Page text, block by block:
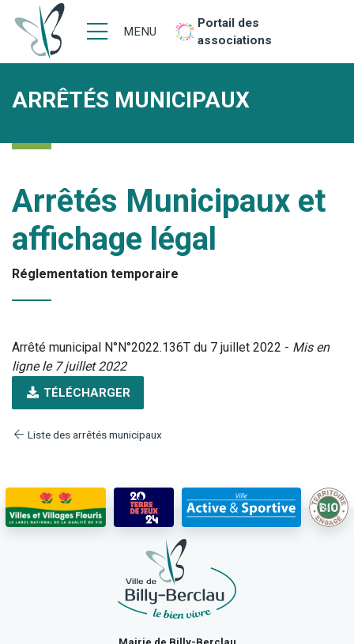
MENU
Portail des
associations
ARRÊTÉS MUNICIPAUX
Arrêtés Municipaux et
affichage légal
Réglementation temporaire
Arrêté municipal N°N°2022.136T du 7 juillet 2022 - Mis en
ligne le 7 juillet 2022
TÉLÉCHARGER
Liste des arrêtés municipaux